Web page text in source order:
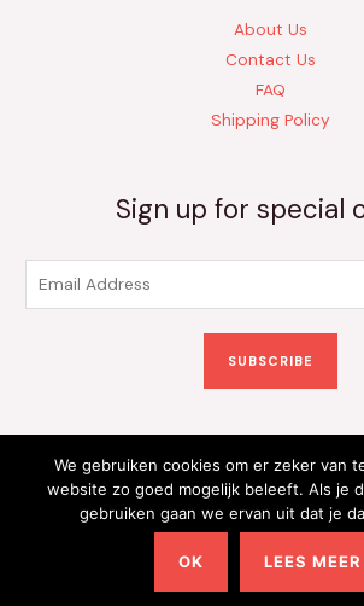
About Us
Contact Us
FAQ
Shipping Policy
Sign up for special
m
SUBSCRIBE
Copyright © 2026 Kinderkleding
Kinderkleding
We gebruiken cookies om er zeker van
website zo goed mogelijk beleeft. Als je
gebruiken gaan we ervan uit dat je
OK LEES MEER